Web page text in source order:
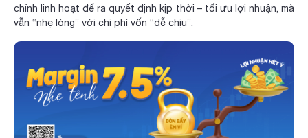
chính linh hoạt để ra quyết định kịp thời – tối ưu lợi nhuận, mà
vẫn “nhẹ lòng” với chi phí vốn “dễ chịu”.